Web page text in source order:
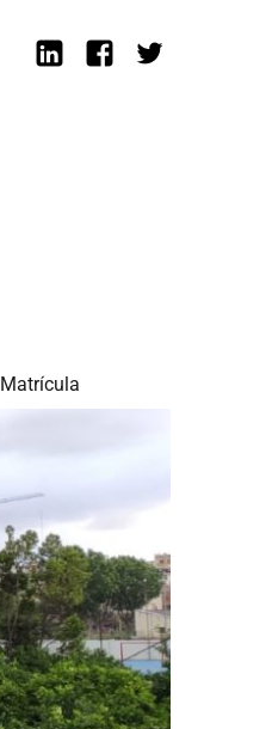
Matrícula
LinkedinFacebook